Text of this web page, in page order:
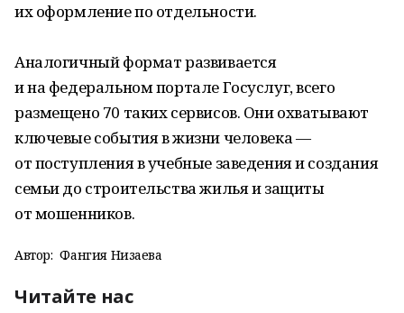
их оформление по отдельности.
Аналогичный формат развивается
и на федеральном портале Госуслуг, всего
размещено 70 таких сервисов. Они охватывают
ключевые события в жизни человека —
от поступления в учебные заведения и создания
семьи до строительства жилья и защиты
от мошенников.
Автор: Фангия Низаева
Читайте нас